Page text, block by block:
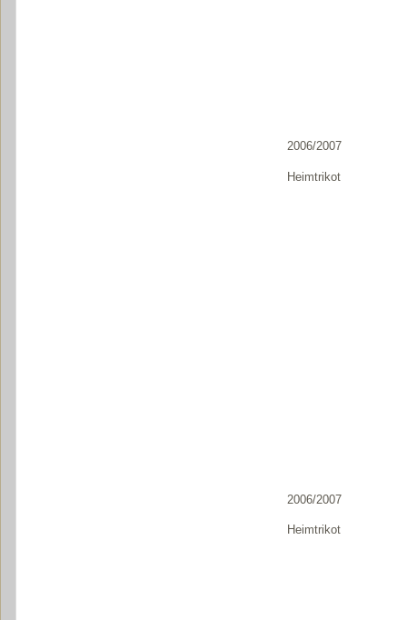
2006/2007
Heimtrikot
2006/2007
Heimtrikot